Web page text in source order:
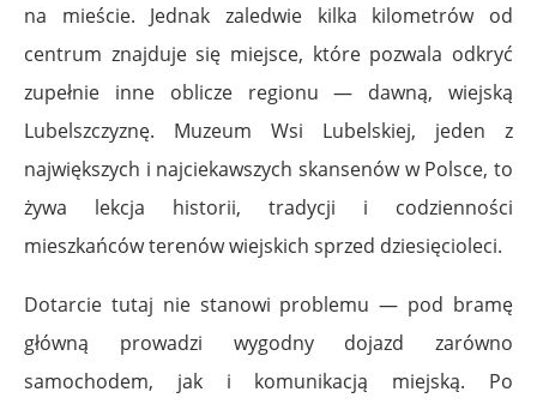
na mieście. Jednak zaledwie kilka kilometrów od
centrum znajduje się miejsce, które pozwala odkryć
zupełnie inne oblicze regionu — dawną, wiejską
Lubelszczyznę. Muzeum Wsi Lubelskiej, jeden z
największych i najciekawszych skansenów w Polsce, to
żywa lekcja historii, tradycji i codzienności
mieszkańców terenów wiejskich sprzed dziesięcioleci.
Dotarcie tutaj nie stanowi problemu — pod bramę
główną prowadzi wygodny dojazd zarówno
samochodem, jak i komunikacją miejską. Po